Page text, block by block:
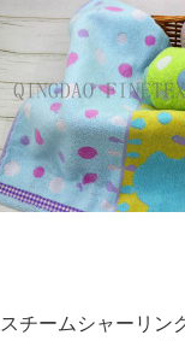
スチームシャーリ